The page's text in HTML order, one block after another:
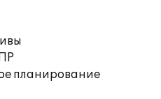
планирование